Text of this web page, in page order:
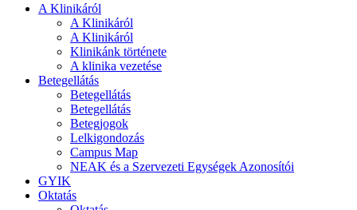
A Klinikáról
A Klinikáról
A Klinikáról
Klinikánk története
A klinika vezetése
Betegellátás
Betegellátás
Betegellátás
Betegjogok
Lelkigondozás
Campus Map
NEAK és a Szervezeti Egységek Azonosítói
GYIK
Oktatás